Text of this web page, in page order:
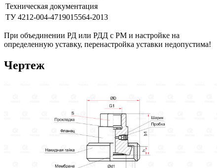
Техническая документация
ТУ 4212-004-4719015564-2013
При объединении РД или РДД с РМ и настройке на
определенную уставку, перенастройка уставки недопустима!
Чертеж